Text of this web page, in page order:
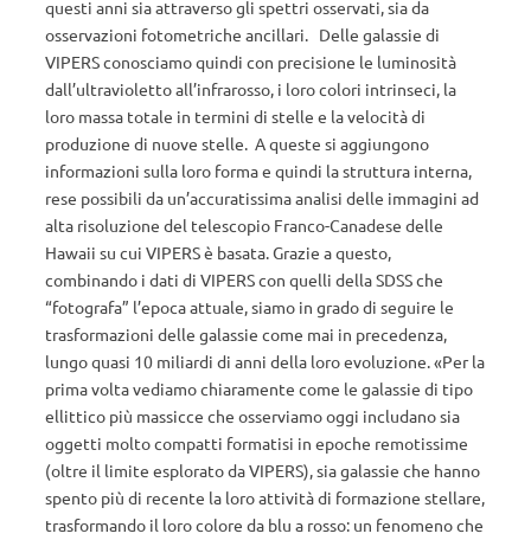
questi anni sia attraverso gli spettri osservati, sia da
osservazioni fotometriche ancillari. Delle galassie di
VIPERS conosciamo quindi con precisione le luminosità
dall’ultravioletto all’infrarosso, i loro colori intrinseci, la
loro massa totale in termini di stelle e la velocità di
produzione di nuove stelle. A queste si aggiungono
informazioni sulla loro forma e quindi la struttura interna,
rese possibili da un’accuratissima analisi delle immagini ad
alta risoluzione del telescopio Franco-Canadese delle
Hawaii su cui VIPERS è basata. Grazie a questo,
combinando i dati di VIPERS con quelli della SDSS che
“fotografa” l’epoca attuale, siamo in grado di seguire le
trasformazioni delle galassie come mai in precedenza,
lungo quasi 10 miliardi di anni della loro evoluzione. «Per la
prima volta vediamo chiaramente come le galassie di tipo
ellittico più massicce che osserviamo oggi includano sia
oggetti molto compatti formatisi in epoche remotissime
(oltre il limite esplorato da VIPERS), sia galassie che hanno
spento più di recente la loro attività di formazione stellare,
trasformando il loro colore da blu a rosso: un fenomeno che